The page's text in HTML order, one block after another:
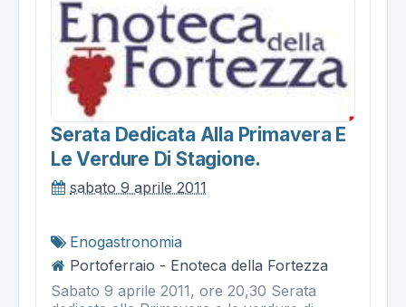
Serata Dedicata Alla Primavera E
Le Verdure Di Stagione.
sabato 9 aprile 2011
Enogastronomia
Portoferraio - Enoteca della Fortezza
Sabato 9 aprile 2011, ore 20,30 Serata